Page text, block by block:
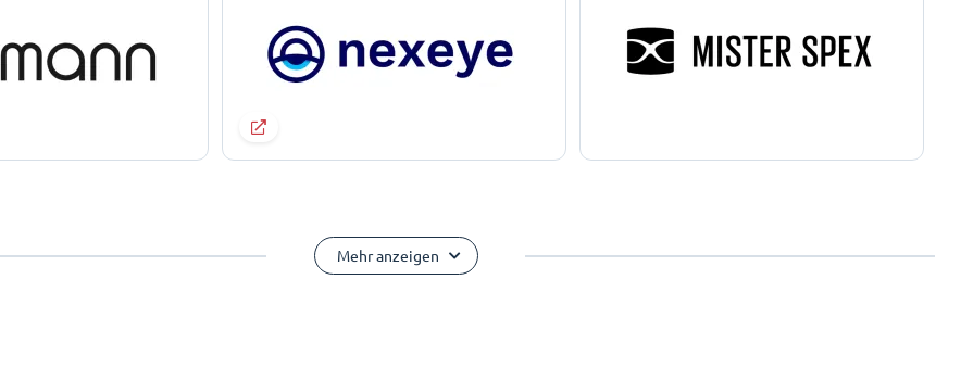
Mehr anzeigen